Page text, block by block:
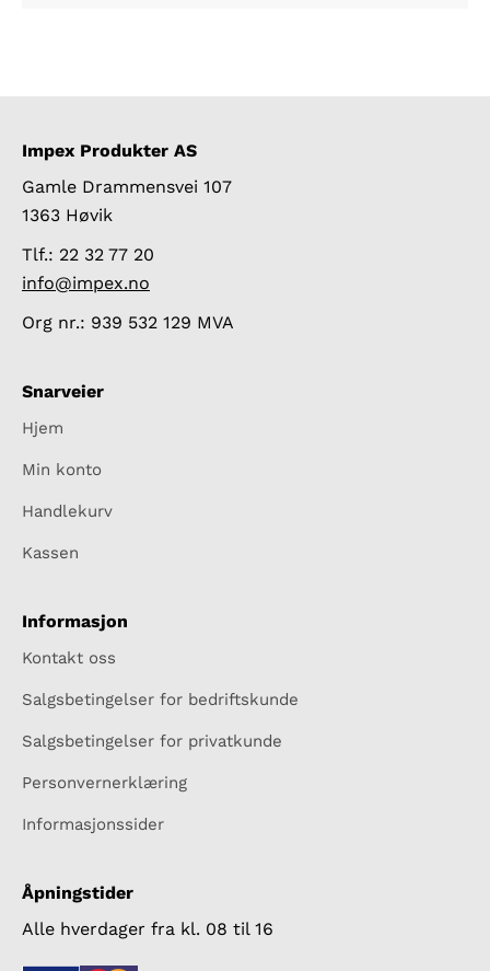
Impex Produkter AS
Gamle Drammensvei 107
1363 Høvik
Tlf.: 22 32 77 20
info@impex.no
Org nr.: 939 532 129 MVA
Snarveier
Hjem
Min konto
Handlekurv
Kassen
Informasjon
Kontakt oss
Salgsbetingelser for bedriftskunde
Salgsbetingelser for privatkunde
Personvernerklæring
Informasjonssider
Åpningstider
Alle hverdager fra kl. 08 til 16